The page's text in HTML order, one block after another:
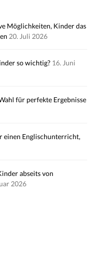
Möglichkeiten, Kinder das
20. Juli 2026
so wichtig? 16. Juni
für perfekte Ergebnisse
einen Englischunterricht,
abseits von
2026